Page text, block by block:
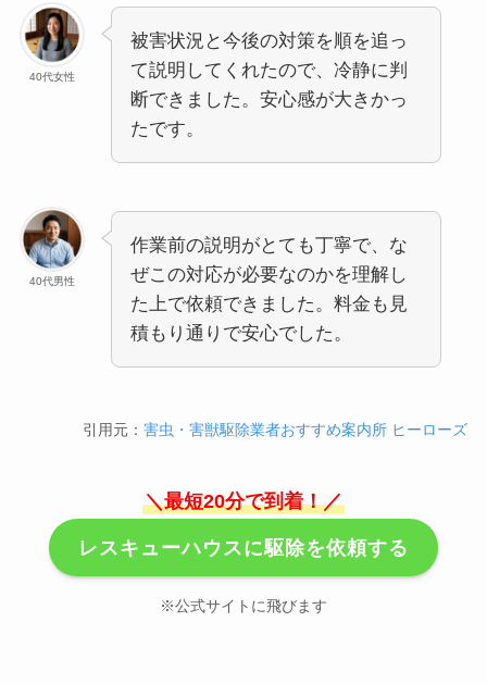
40代女性
被害状況と今後の対策を順を追っ
て説明してくれたので、冷静に判
断できました。安心感が大きかっ
たです。
40代男性
作業前の説明がとても丁寧で、な
ぜこの対応が必要なのかを理解し
た上で依頼できました。料金も見
積もり通りで安心でした。
引用元：害虫・害獣駆除業者おすすめ案内所 ヒーローズ
＼最短20分で到着！／
レスキューハウスに駆除を依頼する
※公式サイトに飛びます